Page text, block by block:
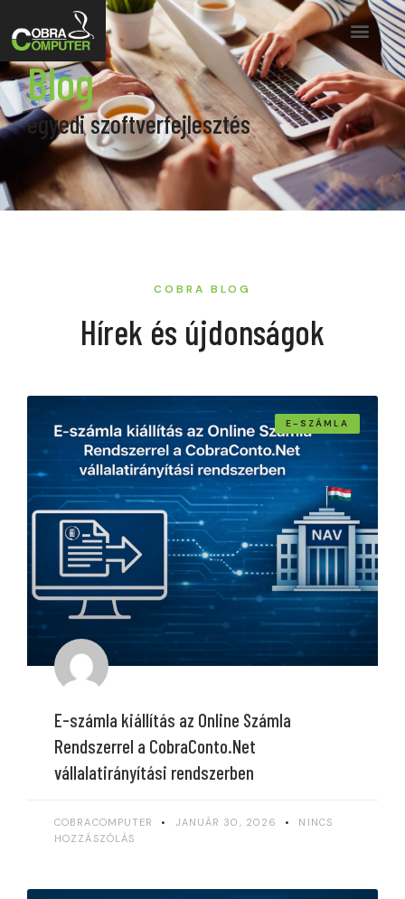
Blog
egyedi szoftverfejlesztés
COBRA BLOG
Hírek és újdonságok
E-SZÁMLA
E-számla kiállítás az Online Számla
Rendszerrel a CobraConto.Net
vállalatirányítási rendszerben
COBRACOMPUTER JANUÁR 30, 2026
NINCS
HOZZÁSZÓLÁS